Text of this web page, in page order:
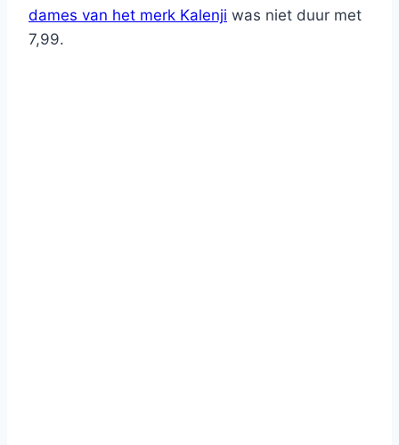
dames van het merk Kalenji was niet duur met
7,99.